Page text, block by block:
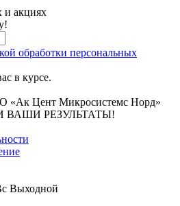
и акциях
обработки персональных
в курсе.
«Ак Цент Микросистемс Норд»
РЕЗУЛЬТАТЫ!
Выходной